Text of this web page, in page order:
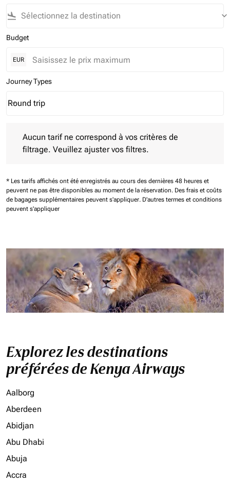
flight_land keyboard_arrow_down
Budget
EUR
Journey Types
Journey Types option Round trip Selected
Round trip
keyboard_arrow_down
Aucun tarif ne correspond à vos critères de
filtrage. Veuillez ajuster vos filtres.
* Les tarifs affichés ont été enregistrés au cours des dernières 48 heures et
peuvent ne pas être disponibles au moment de la réservation. Des frais et coûts
de bagages supplémentaires peuvent s'appliquer. D'autres termes et conditions
peuvent s'appliquer
Explorez les destinations
préférées de Kenya Airways
Aalborg
Aberdeen
Abidjan
Abu Dhabi
Abuja
Accra